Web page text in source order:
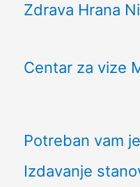
Zdrava Hrana
Centar za vize
Potreban vam
Izdavanje